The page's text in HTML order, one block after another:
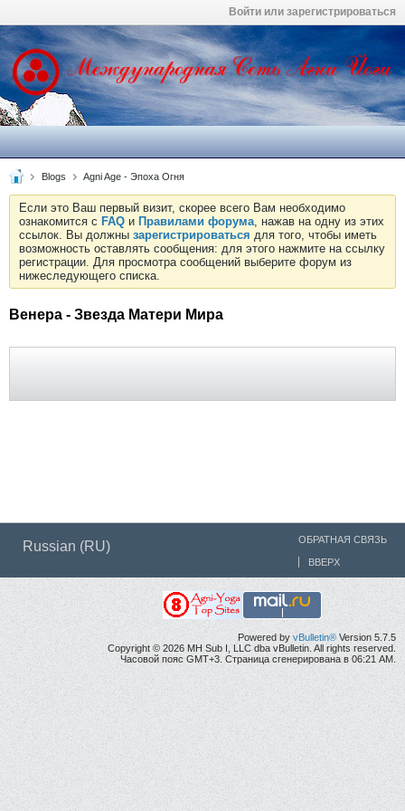
Войти или зарегистрироваться
Blogs Agni Age - Эпоха Огня
Если это Ваш первый визит, скорее всего Вам необходимо
ознакомится с FAQ и Правилами форума, нажав на одну из этих
ссылок. Вы должны зарегистрироваться для того, чтобы иметь
возможность оставлять сообщения: для этого нажмите на ссылку
регистрации. Для просмотра сообщений выберите форум из
нижеследующего списка.
Венера - Звезда Матери Мира
Russian (RU) ОБРАТНАЯ СВЯЗЬ
ВВЕРХ
Powered by vBulletin® Version 5.7.5
Copyright © 2026 MH Sub I, LLC dba vBulletin. All rights reserved.
Часовой пояс GMT+3. Страница сгенерирована в 06:21 AM.